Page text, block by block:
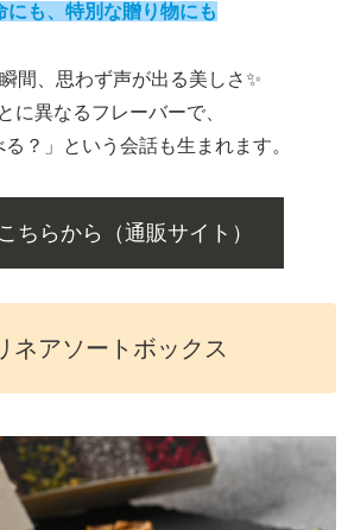
にも、特別な贈り物にも
間、思わず声が出る美しさ✨️
に異なるフレーバーで、
る？」という会話も生まれます。
ちらから（通販サイト）
ネアソートボックス